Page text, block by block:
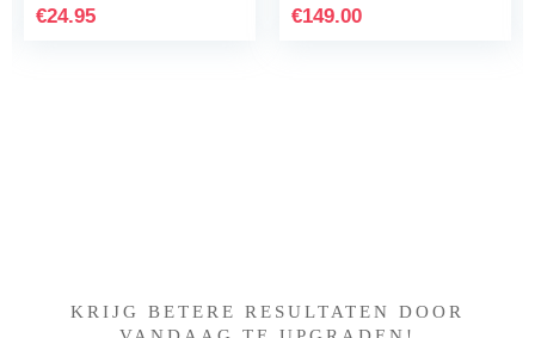
€149.00
35…
€8.99
KRIJG BETERE RESULTATEN DOOR